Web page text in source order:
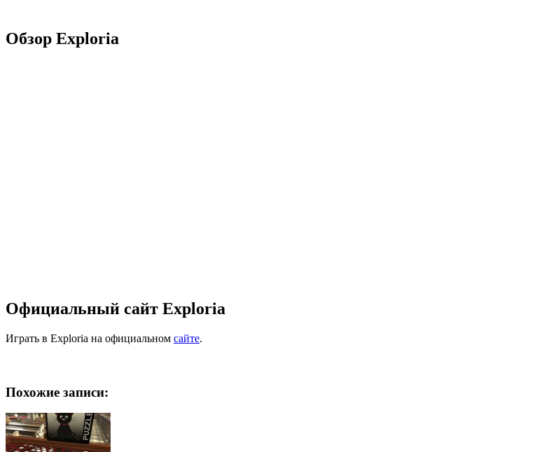
Обзор Exploria
Официальный сайт Exploria
Играть в Exploria на официальном сайте.
Похожие записи: